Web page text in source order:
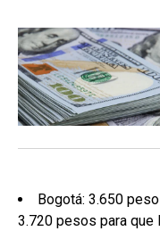
Bogotá: 3.650
3.720 pesos para que